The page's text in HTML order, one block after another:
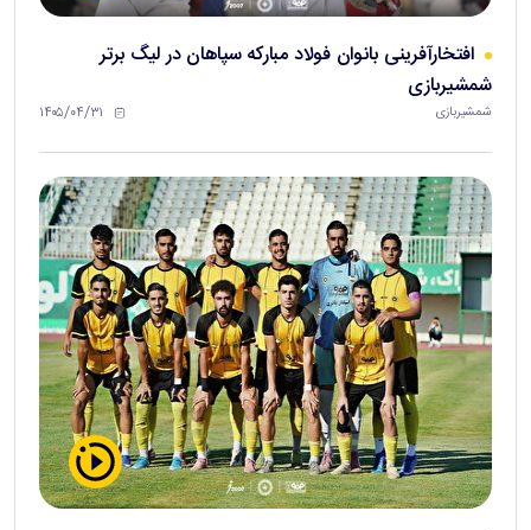
افتخارآفرینی بانوان فولاد مبارکه سپاهان در لیگ برتر
شمشیربازی
شمشیربازی ۱۴۰۵/۰۴/۳۱